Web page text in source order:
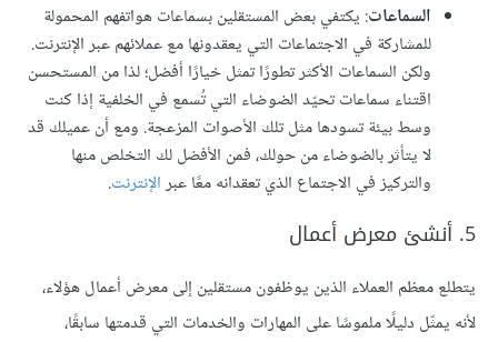
السماعات: يكتفي بعض المستقلين بسماعات هواتفهم المحمولة
للمشاركة في الاجتماعات التي يعقدونها مع عملائهم عبر الإنترنت.
ولكن السماعات الأكثر تطورًا تمثل خيارًا أفضل؛ لذا من المستحسن
اقتناء سماعات تحيّد الضوضاء التي تُسمع في الخلفية إذا كنت
وسط بيئة تسودها مثل تلك الأصوات المزعجة. ومع أن عميلك قد
لا يتأثر بالضوضاء من حولك، فمن الأفضل لك التخلص منها
والتركيز في الاجتماع الذي تعقدانه معًا عبرالإنترنت.
5. أنشئ معرض أعمال
يتطلع معظم العملاء الذين يوظفون مستقلين إلى معرض أعمال هؤلاء،
لأنه يمثّل دليلًا ملموسًا على المهارات والخدمات التي قدمتها سابقًا،